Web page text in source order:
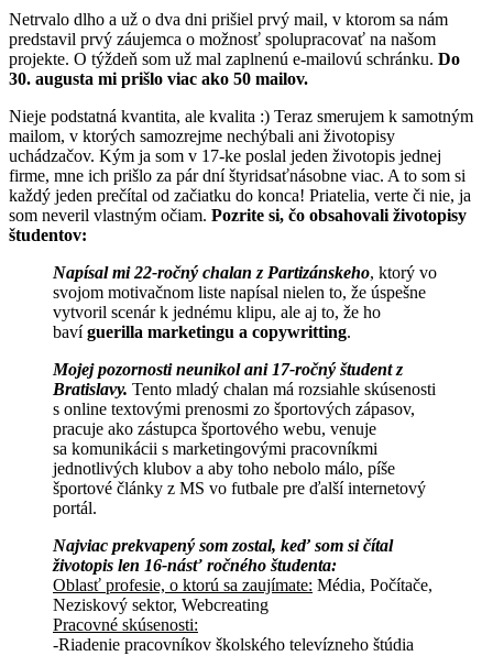
Netrvalo dlho a už o dva dni prišiel prvý mail, v ktorom sa nám
predstavil prvý záujemca o možnosť spolupracovať na našom
projekte. O týždeň som už mal zaplnenú e-mailovú schránku. Do
30. augusta mi prišlo viac ako 50 mailov.
Nieje podstatná kvantita, ale kvalita :) Teraz smerujem k samotným
mailom, v ktorých samozrejme nechýbali ani životopisy
uchádzačov. Kým ja som v 17-ke poslal jeden životopis jednej
firme, mne ich prišlo za pár dní štyridsaťnásobne viac. A to som si
každý jeden prečítal od začiatku do konca! Priatelia, verte či nie, ja
som neveril vlastným očiam. Pozrite si, čo obsahovali životopisy
študentov:
Napísal mi 22-ročný chalan z Partizánskeho, ktorý vo
svojom motivačnom liste napísal nielen to, že úspešne
vytvoril scenár k jednému klipu, ale aj to, že ho
bavíguerilla marketingu a copywritting.
Mojej pozornosti neunikol ani 17-ročný študent z
Bratislavy. Tento mladý chalan má rozsiahle skúsenosti
s online textovými prenosmi zo športových zápasov,
pracuje ako zástupca športového webu, venuje
sa komunikácii s marketingovými pracovníkmi
jednotlivých klubov a aby toho nebolo málo, píše
športové články z MS vo futbale pre ďalší internetový
portál.
Najviac prekvapený som zostal, keď som si čítal
životopis len 16-násť ročného študenta:
Oblasť profesie, o ktorú sa zaujímate: Média, Počítače,
Neziskový sektor, Webcreating
Pracovné skúsenosti:
-Riadenie pracovníkov školského televízneho štúdia